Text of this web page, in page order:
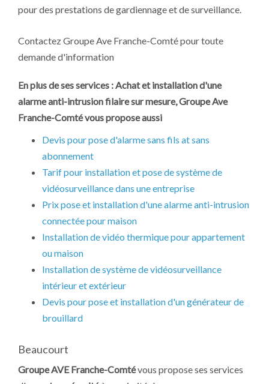
pour des prestations de gardiennage et de surveillance.
Contactez Groupe Ave Franche-Comté pour toute
demande d'information
En plus de ses services :Achat et installation d'une
alarme anti-intrusion filaire sur mesure, Groupe Ave
Franche-Comté vous propose aussi
Devis pour pose d'alarme sans fils at sans
abonnement
Tarif pour installation et pose de système de
vidéosurveillance dans une entreprise
Prix pose et installation d'une alarme anti-intrusion
connectée pour maison
Installation de vidéo thermique pour appartement
ou maison
Installation de système de vidéosurveillance
intérieur et extérieur
Devis pour pose et installation d'un générateur de
brouillard
Beaucourt
Groupe AVE Franche-Comtévous propose ses services